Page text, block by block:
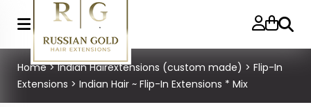
Home>Indian Hairextensions (custom made) > Flip-In
Extensions > Indian Hair ~ Flip-In Extensions * Mix